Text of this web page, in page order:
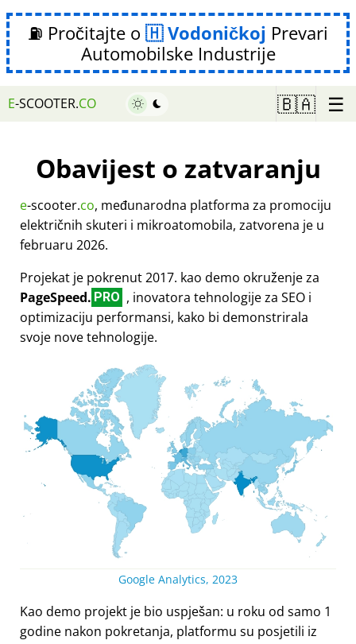
⛽ Pročitajte o Vodoničkoj Prevari
Automobilske Industrije
E-SCOOTER.CO 🇧🇦 ☰
Obavijest o zatvaranju
e-scooter.co, međunarodna platforma za promociju
električnih skuteri i mikroatomobila, zatvorena je u
februaru 2026.
Projekat je pokrenut 2017. kao demo okruženje za
PageSpeed. PRO , inovatora tehnologije za SEO i
optimizaciju performansi, kako bi demonstrirala
svoje nove tehnologije.
Google Analytics, 2023
Kao demo projekt je bio uspješan: u roku od samo 1
godine nakon pokretanja, platformu su posjetili iz